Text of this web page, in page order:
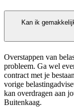
Kan ik
Overstappen van
probleem. Ga wel
contract met je
vorige
kan overdragen aan
Buitenkaag.